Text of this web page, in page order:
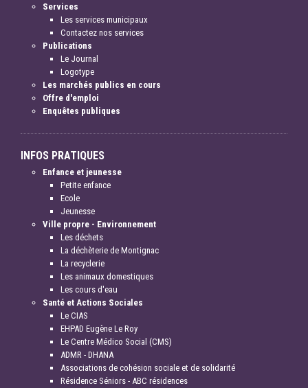
Services
Les services municipaux
Contactez nos services
Publications
Le Journal
Logotype
Les marchés publics en cours
Offre d'emploi
Enquêtes publiques
INFOS PRATIQUES
Enfance et jeunesse
Petite enfance
Ecole
Jeunesse
Ville propre - Environnement
Les déchets
La déchèterie de Montignac
La recyclerie
Les animaux domestiques
Les cours d'eau
Santé et Actions Sociales
Le CIAS
EHPAD Eugène Le Roy
Le Centre Médico Social (CMS)
ADMR - DHANA
Associations de cohésion sociale et de solidarité
Résidence Séniors - ABC résidences